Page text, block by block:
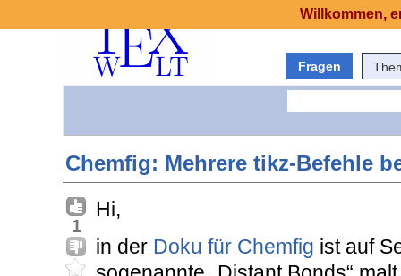
Fragen
Chemfig: Mehrere tikz-Befehle
1
Hi,
in der Doku für Chemfig ist auf
Willkommen,